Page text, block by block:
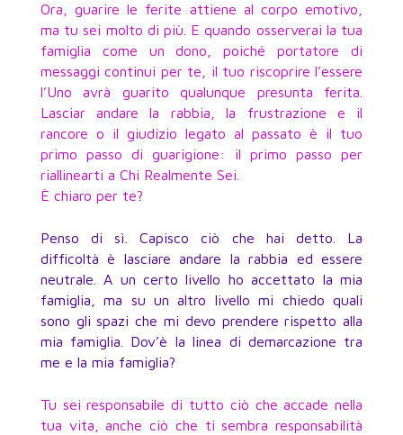
Ora, guarire le ferite attiene al corpo emotivo,
ma tu sei molto di più. E quando osserverai la tua
famiglia come un dono, poiché portatore di
messaggi continui per te, il tuo riscoprire l’essere
l’Uno avrà guarito qualunque presunta ferita.
Lasciar andare la rabbia, la frustrazione e il
rancore o il giudizio legato al passato è il tuo
primo passo di guarigione: il primo passo per
riallinearti a Chi Realmente Sei.
È chiaro per te?
Penso di sì. Capisco ciò che hai detto. La
difficoltà è lasciare andare la rabbia ed essere
neutrale. A un certo livello ho accettato la mia
famiglia, ma su un altro livello mi chiedo quali
sono gli spazi che mi devo prendere rispetto alla
mia famiglia. Dov’è la linea di demarcazione tra
me e la mia famiglia?
Tu sei responsabile di tutto ciò che accade nella
tua vita, anche ciò che ti sembra responsabilità